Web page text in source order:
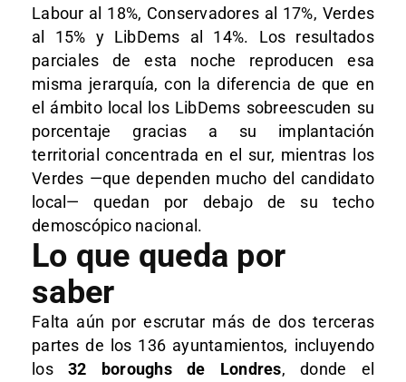
Labour al 18%, Conservadores al 17%, Verdes
al 15% y LibDems al 14%. Los resultados
parciales de esta noche reproducen esa
misma jerarquía, con la diferencia de que en
el ámbito local los LibDems sobreescuden su
porcentaje gracias a su implantación
territorial concentrada en el sur, mientras los
Verdes —que dependen mucho del candidato
local— quedan por debajo de su techo
demoscópico nacional.
Lo que queda por
saber
Falta aún por escrutar más de dos terceras
partes de los 136 ayuntamientos, incluyendo
los 32 boroughs de Londres, donde el